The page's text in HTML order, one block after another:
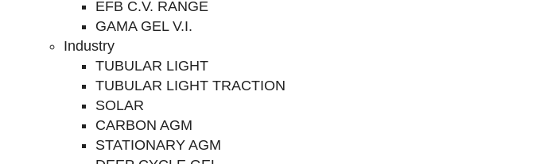
EFB C.V. RANGE
GAMA GEL V.I.
Industry
TUBULAR LIGHT
TUBULAR LIGHT TRACTION
SOLAR
CARBON AGM
STATIONARY AGM